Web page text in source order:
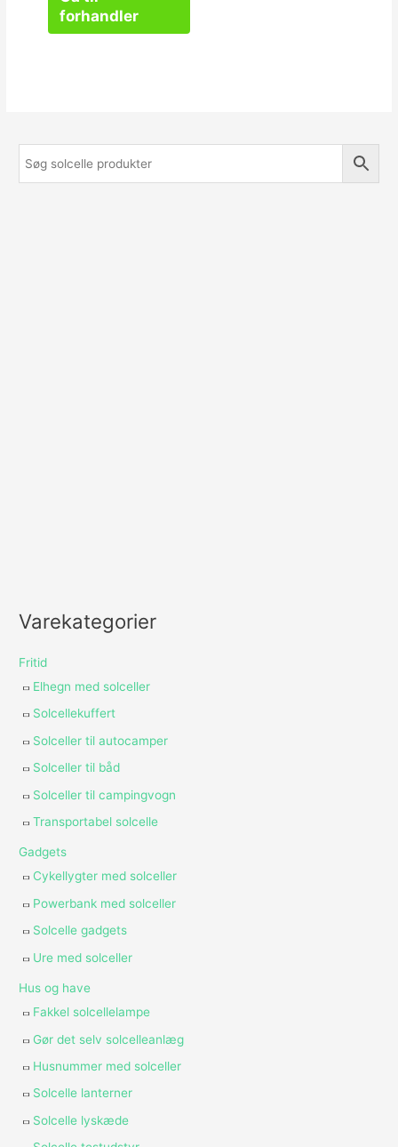
forhandler
Varekategorier
Fritid
Elhegn med solceller
Solcellekuffert
Solceller til autocamper
Solceller til båd
Solceller til campingvogn
Transportabel solcelle
Gadgets
Cykellygter med solceller
Powerbank med solceller
Solcelle gadgets
Ure med solceller
Hus og have
Fakkel solcellelampe
Gør det selv solcelleanlæg
Husnummer med solceller
Solcelle lanterner
Solcelle lyskæde